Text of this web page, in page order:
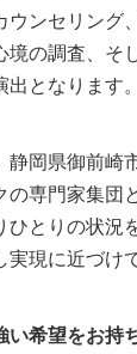
ウンセリング
境の調査、そ
となります。
静岡県御前崎
の専門家集団
ひとりの状況
現に近づけ
い希望をお持